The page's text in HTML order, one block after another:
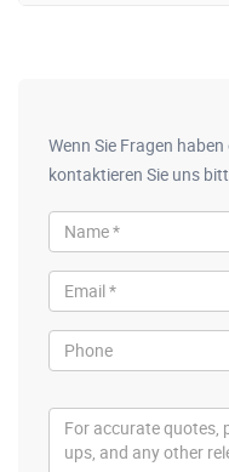
Wenn Sie Fragen
kontaktieren Sie uns